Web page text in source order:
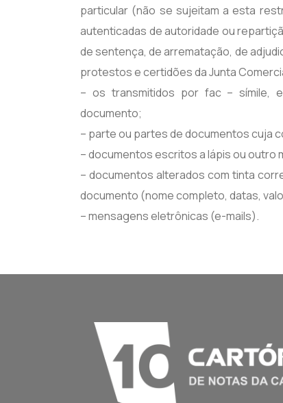
particular (não se sujeitam a esta
autenticadas de autoridade ou
de sentença, de arrematação, de
protestos e certidões da Junta
– os transmitidos por fac – símile,
documento;
– parte ou partes de documentos cuja
– documentos escritos a lápis ou outro
– documentos alterados com tinta
documento (nome completo, datas,
– mensagens eletrônicas (e-mails).